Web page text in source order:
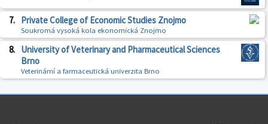
7. Private College of Economic Studies Znojmo
Soukromá vysoká kola ekonomická Znojmo
8. University of Veterinary and Pharmaceutical Sciences
Brno
Veterinární a farmaceutická univerzita Brno